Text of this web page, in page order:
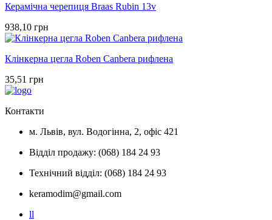
Керамічна черепиця Braas Rubin 13v
938,10 грн
Клінкерна цегла Roben Canbera рифлена
35,51 грн
Контакти
м. Львів, вул. Водогінна, 2, офіс 421
Відділ продажу: (068) 184 24 93
Технічний відділ: (068) 184 24 93
keramodim@gmail.com
ll